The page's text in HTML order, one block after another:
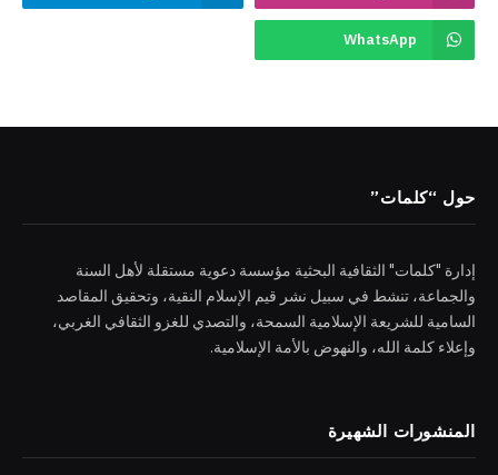
WhatsApp
حول “كلمات”
إدارة "كلمات" الثقافية البحثية مؤسسة دعوية مستقلة لأهل السنة
والجماعة، تنشط في سبيل نشر قيم الإسلام النقية، وتحقيق المقاصد
السامية للشريعة الإسلامية السمحة، والتصدي للغزو الثقافي الغربي،
وإعلاء كلمة الله، والنهوض بالأمة الإسلامية.
المنشورات الشهيرة